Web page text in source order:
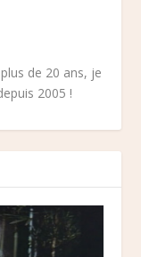
de 20 ans, je
2005 !